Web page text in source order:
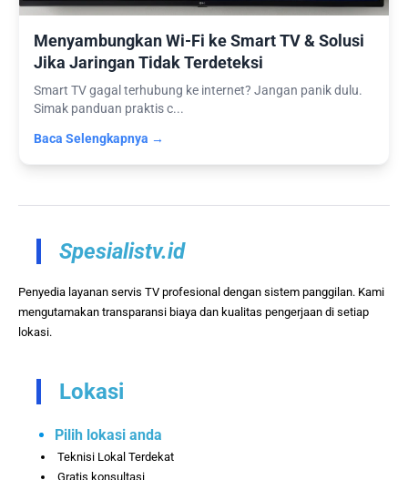
Menyambungkan Wi-Fi ke Smart TV & Solusi
Jika Jaringan Tidak Terdeteksi
Smart TV gagal terhubung ke internet? Jangan panik dulu.
Simak panduan praktis c...
Baca Selengkapnya →
Spesialistv.id
Penyedia layanan servis TV profesional dengan sistem panggilan. Kami
mengutamakan transparansi biaya dan kualitas pengerjaan di setiap
lokasi.
Lokasi
Pilih lokasi anda
Teknisi Lokal Terdekat
Gratis konsultasi